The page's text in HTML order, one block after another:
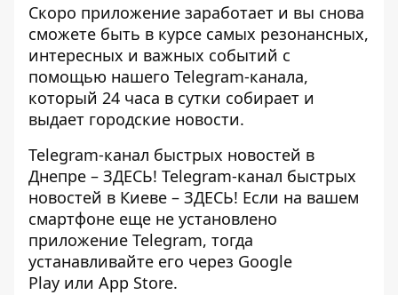
Скоро приложение заработает и вы снова
сможете быть в курсе самых резонансных,
интересных и важных событий с
помощью нашего Telegram-канала,
который 24 часа в сутки собирает и
выдает городские новости.
Telegram-канал быстрых новостей в
Днепре – ЗДЕСЬ! Telegram-канал быстрых
новостей в Киеве – ЗДЕСЬ! Если на вашем
смартфоне еще не установлено
приложение Telegram, тогда
устанавливайте его через Google
Play или App Store.